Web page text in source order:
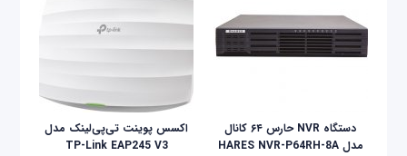
دستگاه NVR حارس ۶۴ کانال
مدل HARES NVR-P64RH-8A
اکسس پوینت تی‌پی‌لینک مدل
TP-Link EAP245 V3